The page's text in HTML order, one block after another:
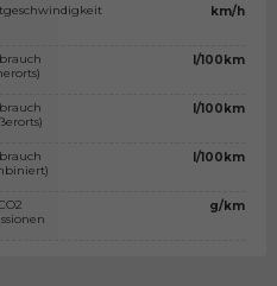
km/h
l/100km
l/100km
l/100km
g/km